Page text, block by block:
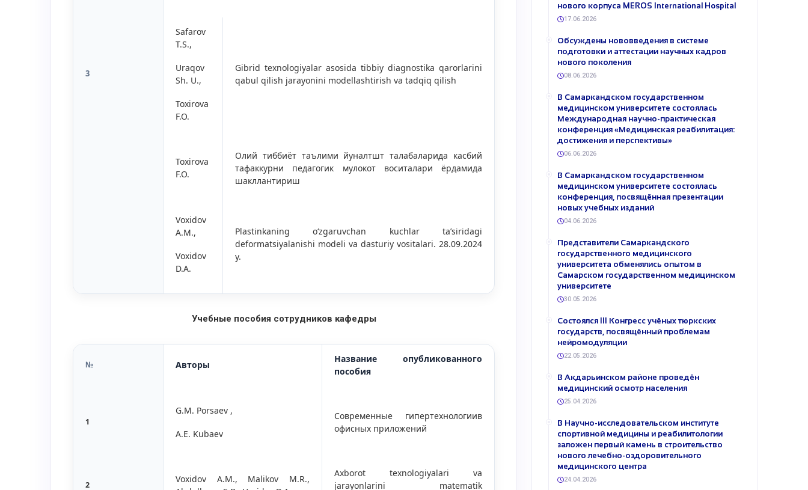
3
Safarov
T.S.,
Uraqov
Sh. U.,
Toxirova
F.O.
Gibrid texnologiyalar asosida tibbiy diagnostika qarorlarini
qabul qilish jarayonini modellashtirish va tadqiq qilish
Toxirova
F.O.
Олий тиббиёт таълими йуналтшт талабаларида касбий
тафаккурни педагогик мулокот воситалари ёрдамида
шакллантириш
Voxidov
A.M.,
Voxidov
D.A.
Plastinkaning o‘zgaruvchan kuchlar ta’siridagi
deformatsiyalanishi modeli va dasturiy vositalari. 28.09.2024
y.
Учебные пособия сотрудников кафедры
№ Авторы
Название опубликованного
пособия
1
G.M. Porsaev ,
A.E. Kubaev
Современные гипертехнологиив
офисных приложений
2
Voxidov A.M., Malikov M.R.,
Axborot texnologiyalari va
jarayonlarini matematik
нового корпуса MEROS International Hospital
17.06.2026
Обсуждены нововведения в системе
подготовки и аттестации научных кадров
нового поколения
08.06.2026
В Самаркандском государственном
медицинском университете состоялась
Международная научно-практическая
конференция «Медицинская реабилитация:
достижения и перспективы»
06.06.2026
В Самаркандском государственном
медицинском университете состоялась
конференция, посвящённая презентации
новых учебных изданий
04.06.2026
Представители Самаркандского
государственного медицинского
университета обменялись опытом в
Самарском государственном медицинском
университете
30.05.2026
Состоялся III Конгресс учёных тюркских
государств, посвящённый проблемам
нейромодуляции
22.05.2026
В Акдарьинском районе проведён
медицинский осмотр населения
25.04.2026
В Научно-исследовательском институте
спортивной медицины и реабилитологии
заложен первый камень в строительство
нового лечебно-оздоровительного
медицинского центра
24.04.2026